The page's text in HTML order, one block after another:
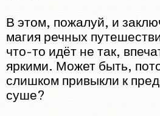
В этом, пожалуй, и
магия речных
что-то идёт не так,
яркими. Может быть,
слишком привыкли к
суше?